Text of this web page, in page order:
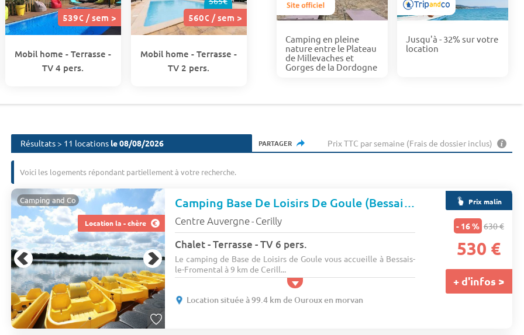
539€ / sem >
Mobil home - Terrasse -
TV 4 pers.
560€ / sem >
Mobil home - Terrasse -
TV 2 pers.
Camping en pleine
nature entre le Plateau
de Millevaches et
Gorges de la Dordogne
Jusqu'à - 32% sur votre
location
Résultats > 11 locations le 08/08/2026 PARTAGER Prix TTC par semaine (Frais de dossier inclus)
Voici les logements répondant partiellement à votre recherche.
Location la - chère
Camping and Co Camping Base De Loisirs De Goule (Bessais-le-Fromental à 9 km)
Centre Auvergne- Cerilly
Chalet - Terrasse - TV 6 pers.
Le camping de Base de Loisirs de Goule vous accueille à Bessais-
le-Fromental à 9 km de Cerill...
Location située à 99.4 km de Ouroux en morvan
Prix malin
- 16 % 630 €
530 €
+ d'infos >